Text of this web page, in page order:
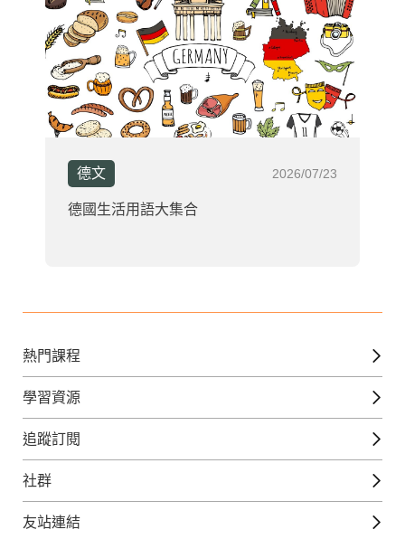
德文 2026/07/23
德國生活用語大集合
熱門課程
英文課程
日語課程
韓語課程
法文課程
學習資源
免費線上檢定
外語補給站
美日語數位學院
追蹤訂閱
Gjun-就醬學外語
官方Youtube
社群
英語觀光城
友站連結